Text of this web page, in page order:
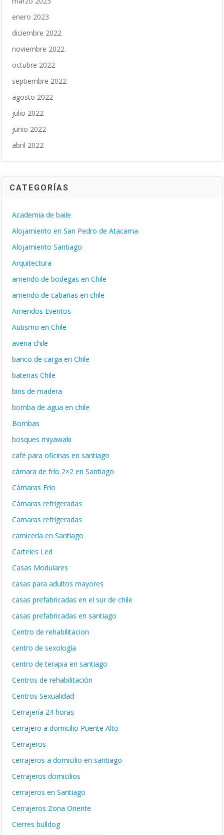
enero 2023
diciembre 2022
noviembre 2022
octubre 2022
septiembre 2022
agosto 2022
julio 2022
junio 2022
abril 2022
CATEGORÍAS
Academia de baile
Alojamiento en San Pedro de Atacama
Alojamiento Santiago
Arquitectura
arriendo de bodegas en Chile
arriendo de cabañas en chile
Arriendos Eventos
Autismo en Chile
avena chile
banco de carga en Chile
baterias Chile
bins de madera
bomba de agua en chile
Bombas
bosques miyawaki
café para oficinas en santiago
cámara de frío 2×2 en Santiago
Cámaras Frio
Cámaras refrigeradas
Camaras refrigeradas
carnicería en Santiago
Carteles Led
Casas Modulares
casas para adultos mayores
casas prefabricadas en el sur de chile
casas prefabricadas en santiago
Centro de rehabilitacion
centro de sexología
centro de terapia en santiago
Centros de rehabilitación
Centros Sexualidad
Cerrajería 24 horas
cerrajero a domicilio Puente Alto
Cerrajeros
cerrajeros a domicilio en santiago
Cerrajeros domicilios
cerrajeros en Santiago
Cerrajeros Zona Oriente
Cierres bulldog